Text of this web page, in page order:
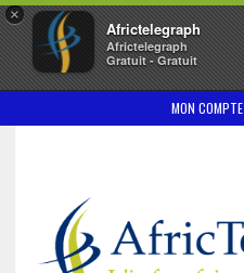
×
Africtelegraph
Africtelegraph
Gratuit - Gratuit
MON COMPTE